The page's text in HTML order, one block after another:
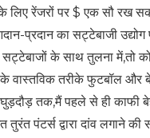
लिए रेंजरों पर $ एक सौ रख
प्रदान का सट्टेबाजी उद्योग
के साथ तुलना में,तो
वास्तविक तरीके फुटबॉल और
तक,मैं पहले से ही काफी
पंटर्स द्वारा दांव लगाने की